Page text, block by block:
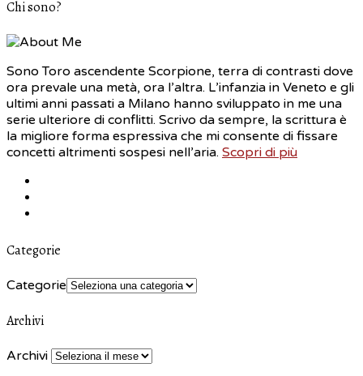
Chi sono?
Sono Toro ascendente Scorpione, terra di contrasti dove
ora prevale una metà, ora l’altra. L’infanzia in Veneto e gli
ultimi anni passati a Milano hanno sviluppato in me una
serie ulteriore di conflitti. Scrivo da sempre, la scrittura è
la migliore forma espressiva che mi consente di fissare
concetti altrimenti sospesi nell’aria. Scopri di più
Categorie
Categorie
Archivi
Archivi